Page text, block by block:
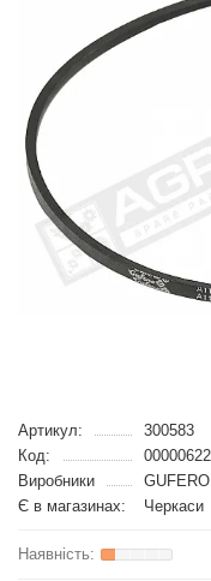
Артикул:
300583
Код:
Виробники
GUFERO
Є в магазинах:
Черкаси